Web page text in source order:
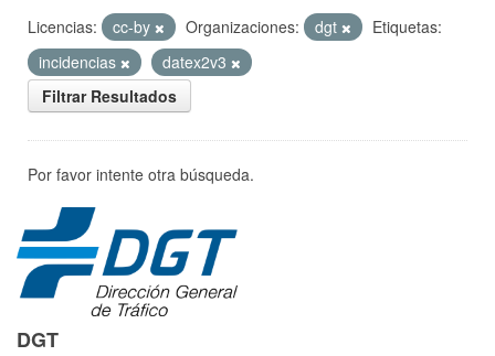
Licencias: cc-by Organizaciones: dgt
Etiquetas:
incidencias
datex2v3
Filtrar Resultados
Por favor intente otra búsqueda.
DGT